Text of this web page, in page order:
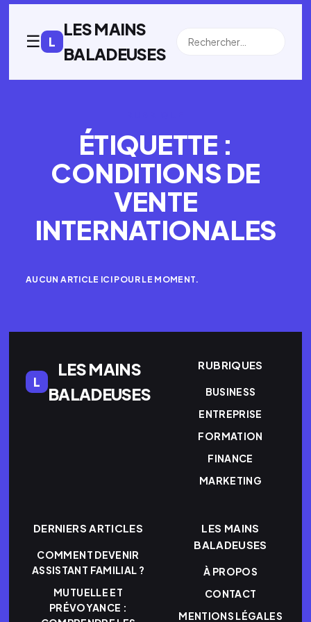
☰ L
LES MAINS
BALADEUSES
ÉTIQUETTE :
CONDITIONS DE
VENTE
INTERNATIONALES
AUCUN ARTICLE ICI POUR LE MOMENT.
L
LES MAINS
BALADEUSES
RUBRIQUES
BUSINESS
ENTREPRISE
FORMATION
FINANCE
MARKETING
DERNIERS ARTICLES
COMMENT DEVENIR
ASSISTANT FAMILIAL ?
MUTUELLE ET
PRÉVOYANCE :
LES MAINS
BALADEUSES
À PROPOS
CONTACT
MENTIONS LÉGALES